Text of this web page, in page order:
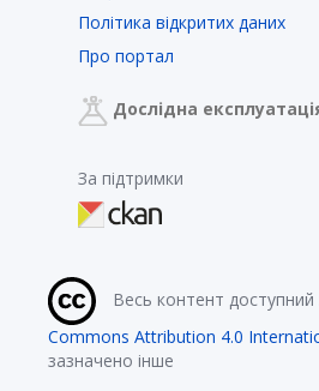
Політика відкритих даних
Про портал
Дослідна
За підтримки
Весь контент доступний
Commons Attribution 4.0
зазначено інше